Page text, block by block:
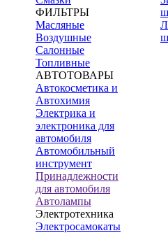
ФИЛЬТРЫ
Масляные
Воздушные
Салонные
Топливные
АВТОТОВАРЫ
Автокосметика и
Автохимия
Электрика и
электроника для
автомобиля
Автомобильный
инструмент
Принадлежности
для автомобиля
Автолампы
Электротехника
Электросамокаты